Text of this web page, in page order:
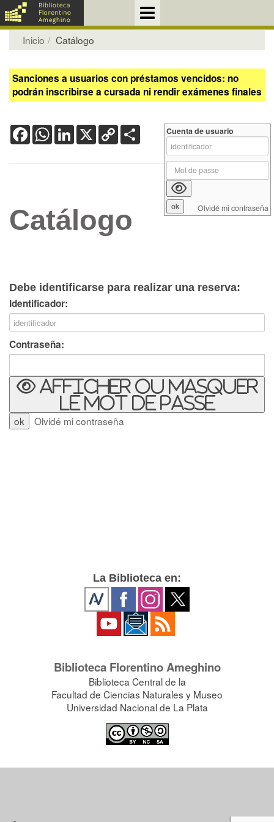
Inicio Catálogo
Sanciones a usuarios con préstamos vencidos: no
podrán inscribirse a cursada ni rendir exámenes finales
FacebookWhatsApp
LinkedIn
X Copy
Link
Catálogo
Debe identificarse para realizar una reserva:
Identificador:
Contraseña:
Afficher ou masquer
le mot de passe
Olvidé mi contraseña
Cuenta de usuario
Olvidé mi contraseña
La Biblioteca en:
Biblioteca Florentino Ameghino
Biblioteca Central de la
Facultad de Ciencias Naturales y Museo
Universidad Nacional de La Plata